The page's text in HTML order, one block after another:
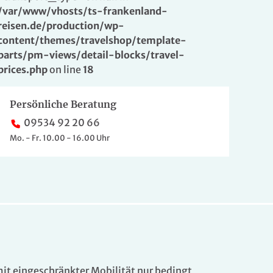
www/vhosts/ts-frankenland-
production/wp-
themes/travelshop/template-
pm-views/detail-blocks/travel-
on line 18
Persönliche Beratung
09534 92 20 66
Mo. - Fr. 10.00 - 16.00 Uhr